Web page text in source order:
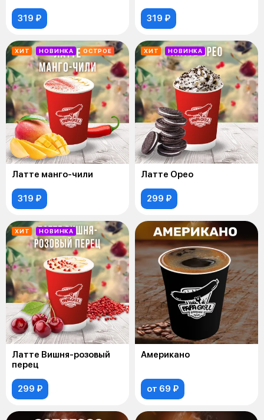
319 ₽ 319 ₽
ХИТ НОВИНКА ОСТРОЕ
Латте манго-чили
319 ₽
ХИТ НОВИНКА
Латте Орео
299 ₽
ХИТ НОВИНКА
Латте Вишня-розовый
перец
299 ₽
Американо
от 69 ₽